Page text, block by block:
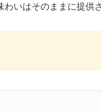
いはそのままに提供